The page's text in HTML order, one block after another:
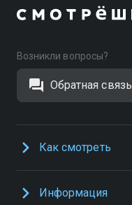
Возникли вопросы?
Обратная связь
Как смотреть
Информация